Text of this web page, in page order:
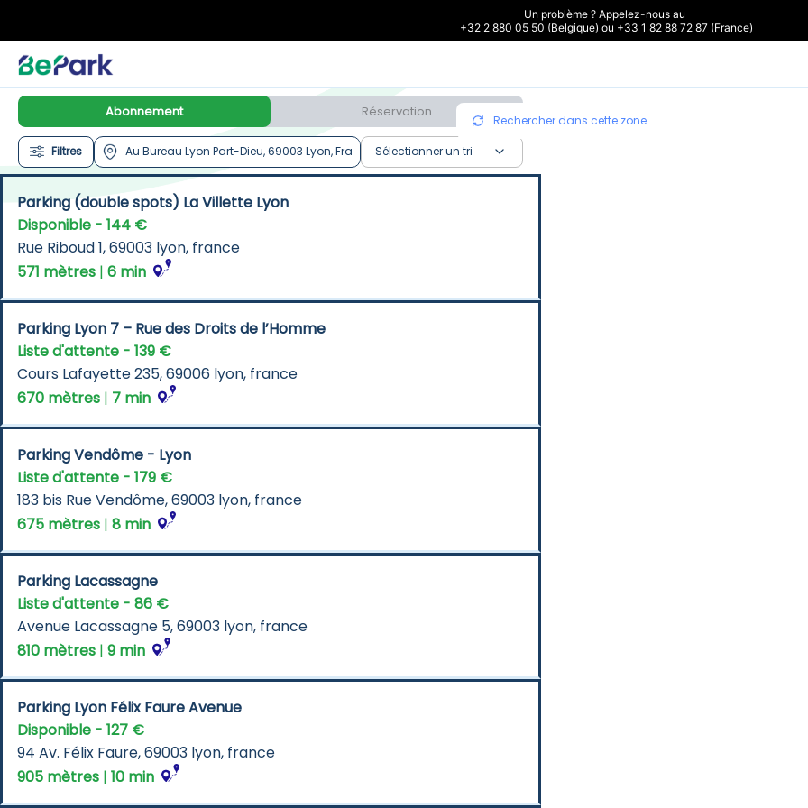
Un problème ? Appelez-nous au
+32 2 880 05 50 (Belgique) ou +33 1 82 88 72 87 (France)
Abonnement Réservation
Filtres Sélectionner un tri
Parking (double spots) La Villette Lyon
Disponible - 144 €
Rue Riboud 1, 69003 lyon, france
571 mètres | 6 min
Parking Lyon 7 – Rue des Droits de l’Homme
Liste d'attente - 139 €
Cours Lafayette 235, 69006 lyon, france
670 mètres | 7 min
Parking Vendôme - Lyon
Liste d'attente - 179 €
183 bis Rue Vendôme, 69003 lyon, france
675 mètres | 8 min
Parking Lacassagne
Liste d'attente - 86 €
Avenue Lacassagne 5, 69003 lyon, france
810 mètres | 9 min
Parking Lyon Félix Faure Avenue
Disponible - 127 €
94 Av. Félix Faure, 69003 lyon, france
905 mètres | 10 min
Rechercher dans cette zone